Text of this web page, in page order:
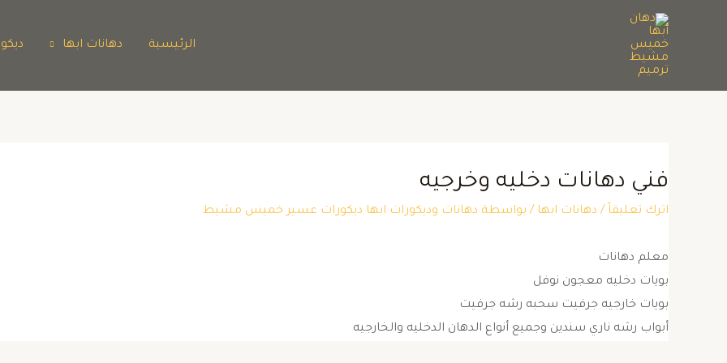
الرئيسية دهانات ابها
فني دهانات دخليه وخرجيه
اترك تعليقاً / دهانات ابها / بواسطة دهانات وديكورات ابها ديكورات عسير خميس مشيط
معلم دهانات
بويات دخليه معجون نوفل
بويات خارجيه جرفيت سحبه رشه جرفيت
أبواب رشه ناري سندين وجميع أنواع الدهان الدخليه والخارجيه